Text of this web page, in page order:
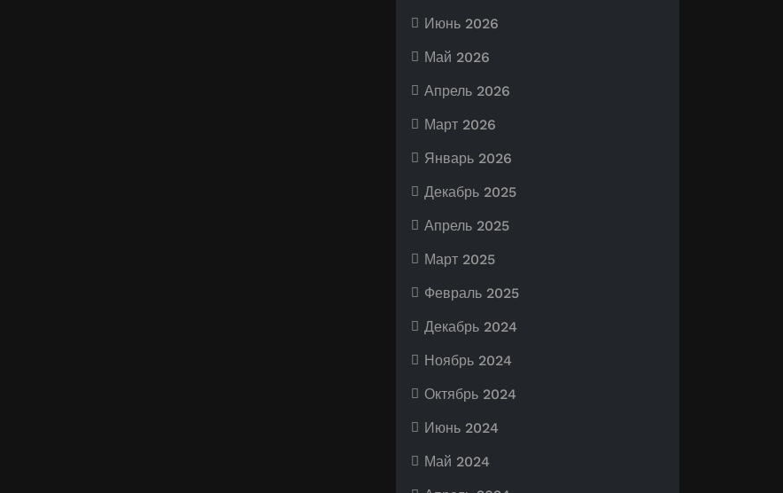
Июнь 2026
Май 2026
Апрель 2026
Март 2026
Январь 2026
Декабрь 2025
Апрель 2025
Март 2025
Февраль 2025
Декабрь 2024
Ноябрь 2024
Октябрь 2024
Июнь 2024
Май 2024